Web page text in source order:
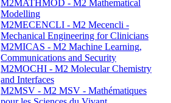
M2MATHMOD - M2 Mathematical
Modelling
M2MECENCLI - M2 Mecencli -
Mechanical Engineering for Clinicians
M2MICAS - M2 Machine Learning,
Communications and Security
M2MOCHI - M2 Molecular Chemistry
and Interfaces
M2MSV - M2 MSV - Mathématiques